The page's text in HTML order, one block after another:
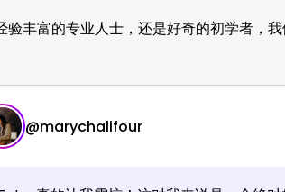
丰富的专业人士，还是好奇的初学者，
@marychalifour